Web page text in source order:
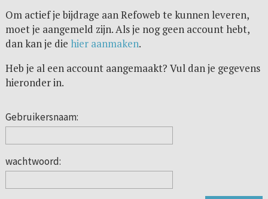
Om actief je bijdrage aan Refoweb te kunnen leveren,
moet je aangemeld zijn. Als je nog geen account hebt,
dan kan je die hier aanmaken.
Heb je al een account aangemaakt? Vul dan je gegevens
hieronder in.
Gebruikersnaam:
wachtwoord: